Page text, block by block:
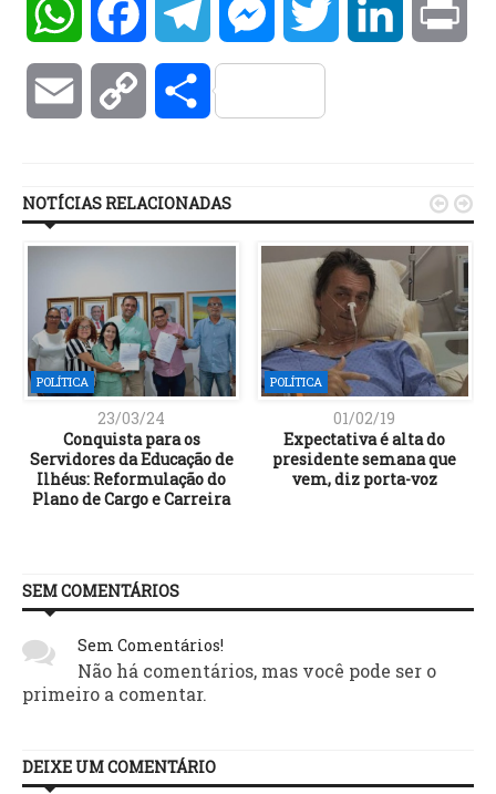
WhatsAppFacebookTelegramMessengerTwitter LinkedIn
Email Copy Compartilhar
NOTÍCIAS RELACIONADAS
POLÍTICA
23/03/24
Conquista para os
Servidores da Educação de
Ilhéus: Reformulação do
Plano de Cargo e Carreira
POLÍTICA
01/02/19
Expectativa é alta do
presidente semana que
vem, diz porta-voz
 
SEM COMENTÁRIOS
Sem Comentários!
Não há comentários, mas você pode ser o
primeiro a comentar.
DEIXE UM COMENTÁRIO